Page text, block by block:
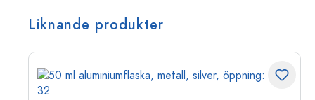
Liknande produkter